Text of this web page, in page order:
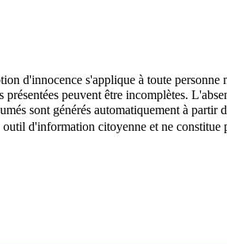
d'innocence s'applique à toute
présentées peuvent être incomplètes.
sont générés automatiquement à partir
outil d'information citoyenne et ne constitue